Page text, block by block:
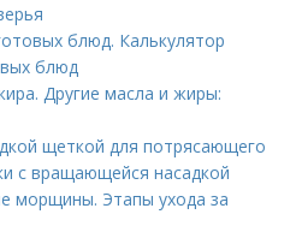
блюд. Калькулятор
блюд
Другие масла и жиры:
щеткой для потрясающего
с вращающейся насадкой
морщины. Этапы ухода за